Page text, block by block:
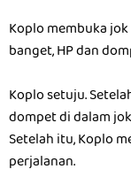
Koplo membuka
banget, HP dan
Koplo setuju.
dompet di dalam
Setelah itu, Koplo
perjalanan.